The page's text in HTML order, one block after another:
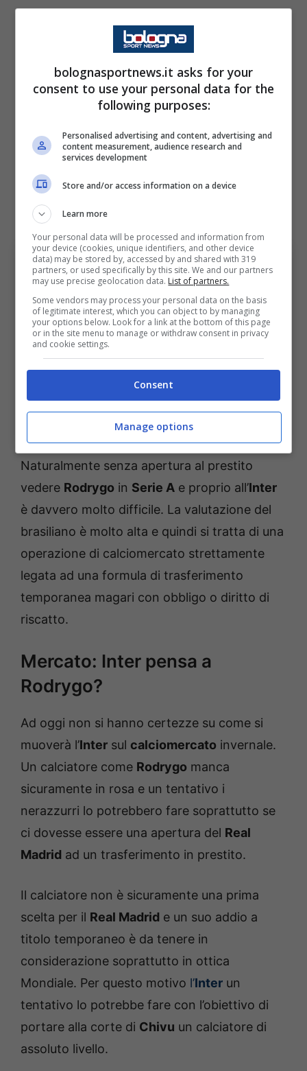
sondare il terreno. I nerazzurri sono alla
Rodrygoe un tentativo il club di viale della
Liberazione è destinato a farlo nel prossimo
parte delRealal prestito. Una pista, dunque,
settimane e molto dipenderà dalle decisioni
del club spagnolo.
Calciomercato: Rodrygo in Italia, una big ci prova
(Ansa) – bolognasportnews.it
Naturalmente senza apertura al prestito
vedere Rodrygo in Serie A e proprio all’Inter
è davvero molto difficile. La valutazione del
brasiliano è molto alta e quindi si tratta di una
operazione di calciomercato strettamente
legata ad una formula di trasferimento
temporanea magari con obbligo o diritto di
riscatto.
Mercato: Inter pensa a
Rodrygo?
Ad oggi non si hanno certezze su come si
muoverà l’Inter sul calciomercato invernale.
Un calciatore come Rodrygo manca
sicuramente in rosa e un tentativo i
nerazzurri lo potrebbero fare soprattutto se
ci dovesse essere una apertura del Real
Madrid ad un trasferimento in prestito.
Il calciatore non è sicuramente una prima
scelta per il Real Madrid e un suo addio a
titolo temporaneo è da tenere in
considerazione soprattutto in ottica
Mondiale. Per questo motivo l’Inter un
tentativo lo potrebbe fare con l’obiettivo di
portare alla corte di Chivu un calciatore di
assoluto livello.
bolognasportnews.it asks for your
consent to use your personal data for the
following purposes:
Personalised advertising and content, advertising and
content measurement, audience research and
services development
Store and/or access information on a device
Learn more
Your personal data will be processed and information from
your device (cookies, unique identifiers, and other device
data) may be stored by, accessed by and shared with 319
partners, or used specifically by this site. We and our partners
may use precise geolocation data. List of partners.
Some vendors may process your personal data on the basis
of legitimate interest, which you can object to by managing
your options below. Look for a link at the bottom of this page
or in the site menu to manage or withdraw consent in privacy
and cookie settings.
Consent
Manage options